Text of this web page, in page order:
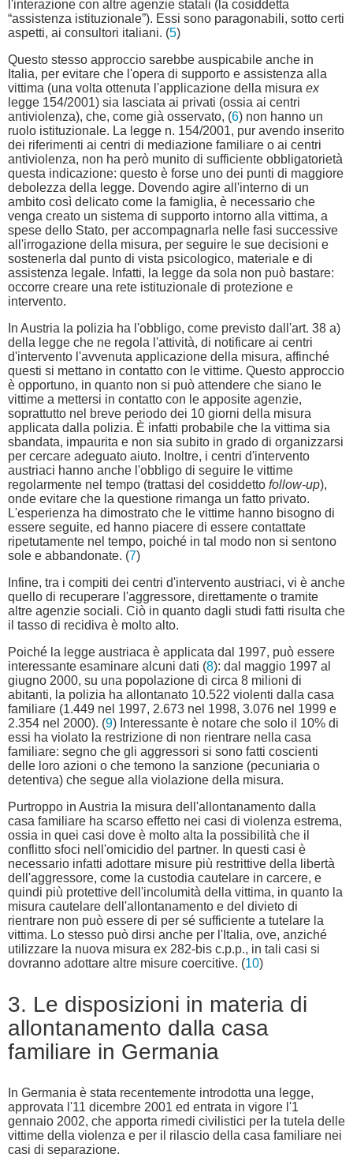
l'interazione con altre agenzie statali (la cosiddetta
“assistenza istituzionale”). Essi sono paragonabili, sotto certi
aspetti, ai consultori italiani. (5)
Questo stesso approccio sarebbe auspicabile anche in
Italia, per evitare che l'opera di supporto e assistenza alla
vittima (una volta ottenuta l'applicazione della misura ex
legge 154/2001) sia lasciata ai privati (ossia ai centri
antiviolenza), che, come già osservato, (6) non hanno un
ruolo istituzionale. La legge n. 154/2001, pur avendo inserito
dei riferimenti ai centri di mediazione familiare o ai centri
antiviolenza, non ha però munito di sufficiente obbligatorietà
questa indicazione: questo è forse uno dei punti di maggiore
debolezza della legge. Dovendo agire all'interno di un
ambito così delicato come la famiglia, è necessario che
venga creato un sistema di supporto intorno alla vittima, a
spese dello Stato, per accompagnarla nelle fasi successive
all'irrogazione della misura, per seguire le sue decisioni e
sostenerla dal punto di vista psicologico, materiale e di
assistenza legale. Infatti, la legge da sola non può bastare:
occorre creare una rete istituzionale di protezione e
intervento.
In Austria la polizia ha l'obbligo, come previsto dall'art. 38 a)
della legge che ne regola l'attività, di notificare ai centri
d'intervento l'avvenuta applicazione della misura, affinché
questi si mettano in contatto con le vittime. Questo approccio
è opportuno, in quanto non si può attendere che siano le
vittime a mettersi in contatto con le apposite agenzie,
soprattutto nel breve periodo dei 10 giorni della misura
applicata dalla polizia. È infatti probabile che la vittima sia
sbandata, impaurita e non sia subito in grado di organizzarsi
per cercare adeguato aiuto. Inoltre, i centri d'intervento
austriaci hanno anche l'obbligo di seguire le vittime
regolarmente nel tempo (trattasi del cosiddetto follow-up),
onde evitare che la questione rimanga un fatto privato.
L'esperienza ha dimostrato che le vittime hanno bisogno di
essere seguite, ed hanno piacere di essere contattate
ripetutamente nel tempo, poiché in tal modo non si sentono
sole e abbandonate. (7)
Infine, tra i compiti dei centri d'intervento austriaci, vi è anche
quello di recuperare l'aggressore, direttamente o tramite
altre agenzie sociali. Ciò in quanto dagli studi fatti risulta che
il tasso di recidiva è molto alto.
Poiché la legge austriaca è applicata dal 1997, può essere
interessante esaminare alcuni dati (8): dal maggio 1997 al
giugno 2000, su una popolazione di circa 8 milioni di
abitanti, la polizia ha allontanato 10.522 violenti dalla casa
familiare (1.449 nel 1997, 2.673 nel 1998, 3.076 nel 1999 e
2.354 nel 2000). (9) Interessante è notare che solo il 10% di
essi ha violato la restrizione di non rientrare nella casa
familiare: segno che gli aggressori si sono fatti coscienti
delle loro azioni o che temono la sanzione (pecuniaria o
detentiva) che segue alla violazione della misura.
Purtroppo in Austria la misura dell'allontanamento dalla
casa familiare ha scarso effetto nei casi di violenza estrema,
ossia in quei casi dove è molto alta la possibilità che il
conflitto sfoci nell'omicidio del partner. In questi casi è
necessario infatti adottare misure più restrittive della libertà
dell'aggressore, come la custodia cautelare in carcere, e
quindi più protettive dell'incolumità della vittima, in quanto la
misura cautelare dell'allontanamento e del divieto di
rientrare non può essere di per sé sufficiente a tutelare la
vittima. Lo stesso può dirsi anche per l'Italia, ove, anziché
utilizzare la nuova misura ex 282-bis c.p.p., in tali casi si
dovranno adottare altre misure coercitive. (10)
3. Le disposizioni in materia di
allontanamento dalla casa
familiare in Germania
In Germania è stata recentemente introdotta una legge,
approvata l'11 dicembre 2001 ed entrata in vigore l'1
gennaio 2002, che apporta rimedi civilistici per la tutela delle
vittime della violenza e per il rilascio della casa familiare nei
casi di separazione.